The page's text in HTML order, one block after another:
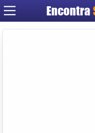
Encontra